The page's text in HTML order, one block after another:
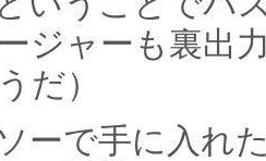
ジャーも裏出
だ）
ーで手に入れ